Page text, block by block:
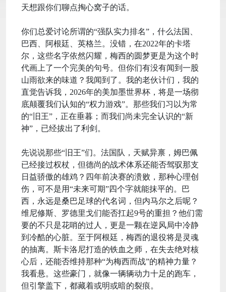
天想跟你们聊点掏心窝子的话。
你们总爱讨论所谓的“强队实力排名”，什么法国、
巴西、阿根廷、英格兰。没错，在2022年的卡塔
尔，这些名字依然闪耀，梅西的圆梦更是为这个时
代画上了一个完美的句号。但你们有没有闻到一股
山雨欲来的味道？我闻到了。我的老伙计们，我的
直觉告诉我，2026年的美加墨世界杯，将是一场彻
底颠覆我们认知的“权力游戏”。那些我们习以为常
的“旧王”，正在垂暮；而我们尚未完全认识的“新
神”，已经拔出了利剑。
先说说那些“旧王”们。法国队，天赋异禀，姆巴佩
已经接过权杖，但德尚的战术体系还能否驾驭那支
日益骄傲的雄鸡？四年前决赛的溃败，那种心理创
伤，可不是用“未来可期”四个字就能抹平的。巴
西，永远是桑巴足球的代名词，但内马尔之后呢？
维尼修斯、罗德里戈们能否扛起9号的重担？他们需
要的不只是花哨的过人，更是一颗在逆风局中冷静
到冷酷的心脏。至于阿根廷，梅西的退役将是灵魂
的抽离。斯卡洛尼打造的铁血之师，在失去绝对核
心后，还能否维持那种“为梅西而战”的精神力量？
我看悬。这些豪门，就像一辆辆动力十足的跑车，
但引擎盖下，都藏着或明或暗的裂痕。